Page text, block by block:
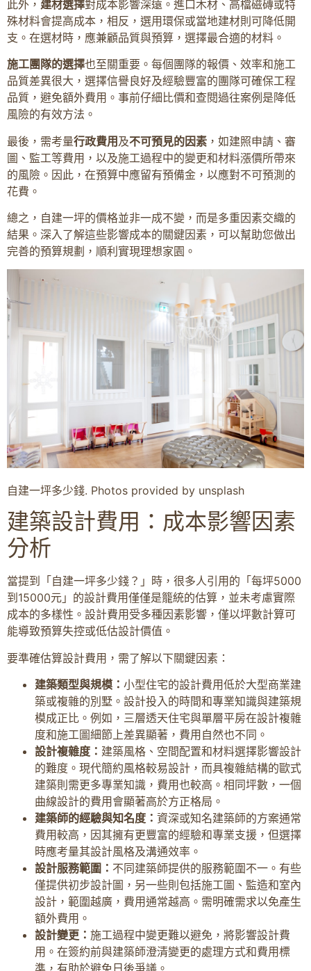
此外， 建材選擇對成本影響深遠。進口木材、高檔磁磚或特
殊材料會提高成本，相反，選用環保或當地建材則可降低開
支。在選材時，應兼顧品質與預算，選擇最合適的材料。
施工團隊的選擇也至關重要。每個團隊的報價、效率和施工
品質差異很大，選擇信譽良好及經驗豐富的團隊可確保工程
品質，避免額外費用。事前仔細比價和查閱過往案例是降低
風險的有效方法。
最後，需考量行政費用及不可預見的因素 ，如建照申請、審
圖、監工等費用，以及施工過程中的變更和材料漲價所帶來
的風險。因此，在預算中應留有預備金，以應對不可預測的
花費。
總之，自建一坪的價格並非一成不變，而是多重因素交織的
結果。深入了解這些影響成本的關鍵因素，可以幫助您做出
完善的預算規劃，順利實現理想家園。
自建一坪多少錢. Photos provided by unsplash
建築設計費用：成本影響因素
分析
當提到「自建一坪多少錢？」時，很多人引用的「每坪5000
到15000元」的設計費用僅僅是籠統的估算，並未考慮實際
成本的多樣性。設計費用受多種因素影響，僅以坪數計算可
能導致預算失控或低估設計價值。
要準確估算設計費用，需了解以下關鍵因素：
建築類型與規模： 小型住宅的設計費用低於大型商業建
築或複雜的別墅。設計投入的時間和專業知識與建築規
模成正比。例如，三層透天住宅與單層平房在設計複雜
度和施工圖細節上差異顯著，費用自然也不同。
設計複雜度： 建築風格、空間配置和材料選擇影響設計
的難度。現代簡約風格較易設計，而具複雜結構的歐式
建築則需更多專業知識，費用也較高。相同坪數，一個
曲線設計的費用會顯著高於方正格局。
建築師的經驗與知名度： 資深或知名建築師的方案通常
費用較高，因其擁有更豐富的經驗和專業支援，但選擇
時應考量其設計風格及溝通效率。
設計服務範圍： 不同建築師提供的服務範圍不一。有些
僅提供初步設計圖，另一些則包括施工圖、監造和室內
設計，範圍越廣，費用通常越高。需明確需求以免產生
額外費用。
設計變更： 施工過程中變更難以避免，將影響設計費
用。在簽約前與建築師澄清變更的處理方式和費用標